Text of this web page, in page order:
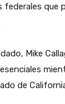
que
Mike
de